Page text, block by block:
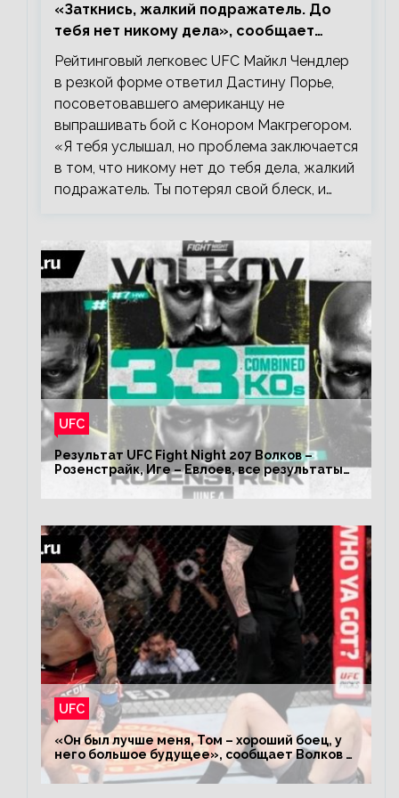
«Заткнись, жалкий подражатель. До
тебя нет никому дела», сообщает
Майкл Чендлер – о словах Порье
Рейтинговый легковес UFC Майкл Чендлер
в резкой форме ответил Дастину Порье,
посоветовавшего американцу не
выпрашивать бой с Конором Макгрегором.
«Я тебя услышал, но проблема заключается
в том, что никому нет до тебя дела, жалкий
подражатель. Ты потерял свой блеск, и…
UFC
Результат UFC Fight Night 207 Волков –
Розенстрайк, Иге – Евлоев, все результаты
турнира ЮФС ФН 207
UFC
«Он был лучше меня, Том – хороший боец, у
него большое будущее», сообщает Волков –
о поражении Аспиналлу